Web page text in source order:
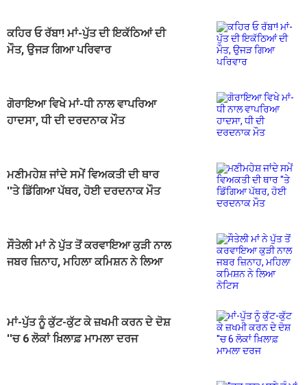
ਕਹਿਰ ਓ ਰੱਬਾ! ਮਾਂ-ਪੁੱਤ ਦੀ ਇਕੱਠਿਆਂ ਦੀ
ਮੌਤ, ਉਜੜ ਗਿਆ ਪਰਿਵਾਰ
ਗੋਰਾਇਆ ਵਿਖੇ ਮਾਂ-ਧੀ ਨਾਲ ਵਾਪਰਿਆ
ਹਾਦਸਾ, ਧੀ ਦੀ ਦਰਦਨਾਕ ਮੌਤ
ਮਣੀਮਹੇਸ਼ ਜਾਂਦੇ ਸਮੇਂ ਵਿਅਕਤੀ ਦੀ ਥਾਰ
''ਤੇ ਡਿੱਗਿਆ ਪੱਥਰ, ਹੋਈ ਦਰਦਨਾਕ ਮੌਤ
ਸੌਤੇਲੀ ਮਾਂ ਨੇ ਪੁੱਤ ਤੋਂ ਕਰਵਾਇਆ ਕੁੜੀ ਨਾਲ
ਜਬਰ ਜ਼ਿਨਾਹ, ਮਹਿਲਾ ਕਮਿਸ਼ਨ ਨੇ ਲਿਆ
ਮਾਂ-ਪੁੱਤ ਨੂੰ ਕੁੱਟ-ਕੁੱਟ ਕੇ ਜ਼ਖਮੀ ਕਰਨ ਦੇ ਦੋਸ਼
''ਚ 6 ਲੋਕਾਂ ਖ਼ਿਲਾਫ਼ ਮਾਮਲਾ ਦਰਜ